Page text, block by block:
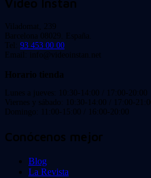
Viladomat, 239
Barcelona 08029. España.
Tel: 93 453 00 00
Email: info@videoinstan.net
Horario tienda
Lunes a jueves: 10:30-14:00 / 17:00-20:00
Viernes y sábado: 10:30-14:00 / 17:00-21:00
Domingo: 11:00-15:00 / 16:00-20:00
Conócenos mejor
Blog
La Revista